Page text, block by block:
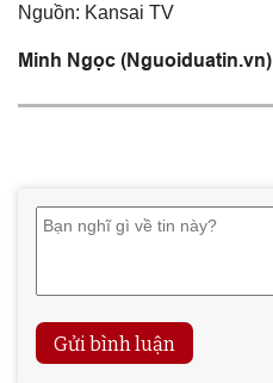
Nguồn: Kansai TV
Minh Ngọc (Nguoiduatin.vn)
Gửi bình luận